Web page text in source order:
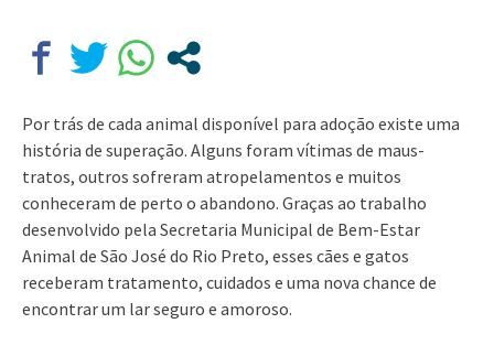
Por trás de cada animal disponível para adoção existe uma
história de superação. Alguns foram vítimas de maus-
tratos, outros sofreram atropelamentos e muitos
conheceram de perto o abandono. Graças ao trabalho
desenvolvido pela Secretaria Municipal de Bem-Estar
Animal de São José do Rio Preto, esses cães e gatos
receberam tratamento, cuidados e uma nova chance de
encontrar um lar seguro e amoroso.